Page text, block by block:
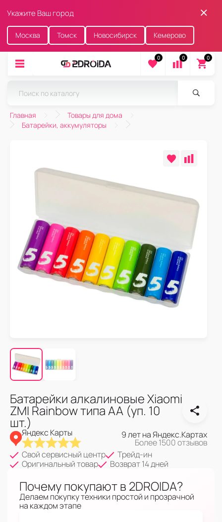
Укажите Ваш город
Москва Томск Новосибирск Кемерово
0 0 0
Главная
Товары для дома
Батарейки, аккумуляторы
Батарейки алкалиновые Xiaomi
ZMI Rainbow типа AA (уп. 10
шт.)
Яндекс Карты 9 лет на Яндекс.Картах
Более 1500 отзывов
Свой сервисный центр
Трейд-ин
Оригинальный товар
Возврат 14 дней
Почему покупают в 2DROIDA?
Делаем покупку техники простой и прозрачной
на каждом этапе